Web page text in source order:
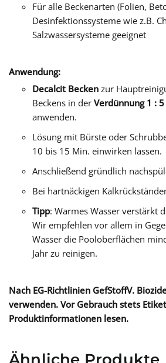
Für alle Beckenarten (Folien,
Desinfektionssysteme wie z.B.
Salzwassersysteme geeignet
Anwendung:
Decalcit Becken zur
Beckens in der Verdünnung 1 :
anwenden.
Lösung mit Bürste oder
10 bis 15 Min. einwirken lassen.
Anschließend gründlich
Bei hartnäckigen
Tipp: Warmes Wasser verstärkt
Wir empfehlen vor allem in
Wasser die Pooloberflächen
Jahr zu reinigen.
Nach EG-Richtlinien GefStoffV.
verwenden. Vor Gebrauch stets
Produktinformationen lesen.